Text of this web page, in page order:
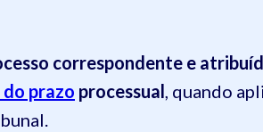
correspondente e
prazo processual, quando